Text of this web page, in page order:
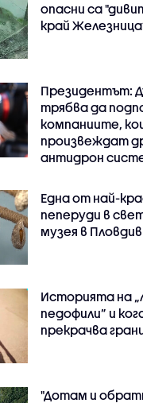
опасни са
край
Президентът:
трябва да
компаниите,
произвеждат
антидрон
Една от най-
пеперуди в
музея в Пловдив
Историята на
педофили” и
прекрачва
"Дотам и